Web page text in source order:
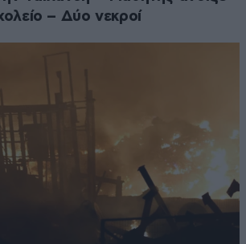
– Δύο νεκροί